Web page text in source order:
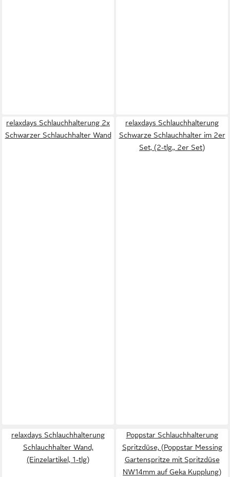
relaxdays Schlauchhalterung 2x
Schwarzer Schlauchhalter Wand
relaxdays Schlauchhalterung
Schwarze Schlauchhalter im 2er
Set, (2-tlg., 2er Set)
relaxdays Schlauchhalterung
Schlauchhalter Wand,
(Einzelartikel, 1-tlg)
Poppstar Schlauchhalterung
Spritzdüse, (Poppstar Messing
Gartenspritze mit Spritzdüse
NW14mm auf Geka Kupplung)